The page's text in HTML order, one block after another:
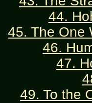
44.
45. The One
46.
47.
49. To the